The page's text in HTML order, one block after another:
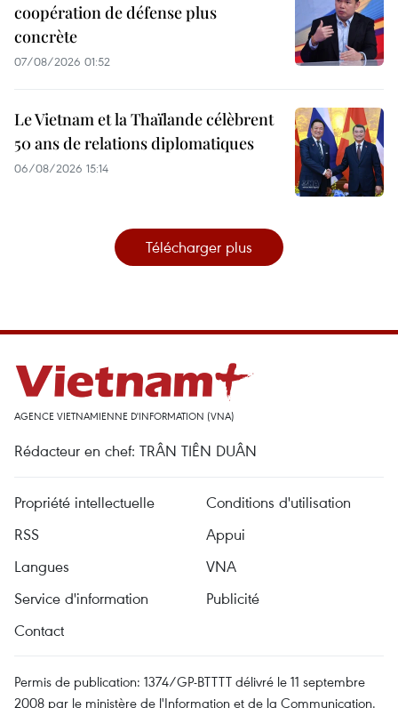
coopération de défense plus
concrète
07/08/2026 01:52
Le Vietnam et la Thaïlande célèbrent
50 ans de relations diplomatiques
06/08/2026 15:14
Télécharger plus
AGENCE VIETNAMIENNE D'INFORMATION (VNA)
Rédacteur en chef: TRÂN TIÊN DUÂN
Propriété intellectuelle
Conditions d'utilisation
RSS
Appui
Langues
VNA
Service d'information
Publicité
Contact
Permis de publication: 1374/GP-BTTTT délivré le 11 septembre
2008 par le ministère de l'Information et de la Communication.